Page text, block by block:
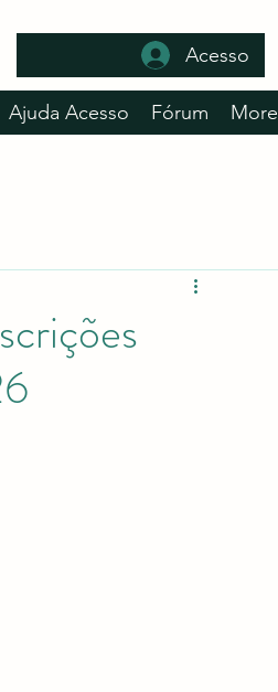
Ajuda Acesso Fórum More
Acesso